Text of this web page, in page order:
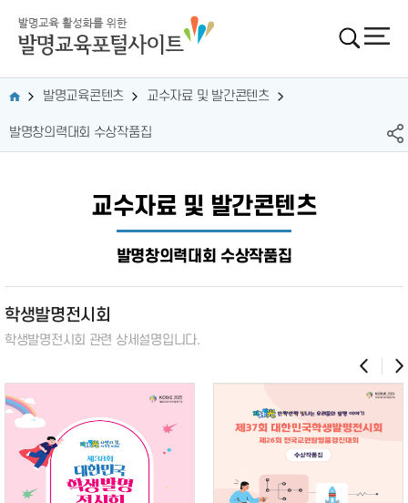
발명교육콘텐츠 교수자료 및 발간콘텐츠
발명창의력대회 수상작품집
교수자료 및 발간콘텐츠
발명창의력대회 수상작품집
학생발명전시회
학생발명전시회 관련 상세설명입니다.